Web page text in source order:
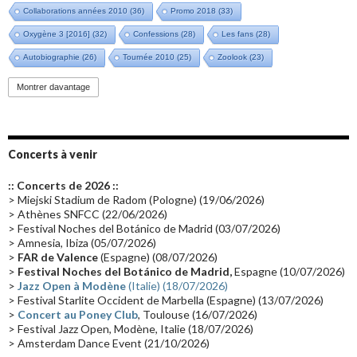
Collaborations années 2010 (36) Promo 2018 (33)
Oxygène 3 [2016] (32) Confessions (28) Les fans (28)
Autobiographie (26) Tournée 2010 (25) Zoolook (23)
Promo 2019(23)
Groupe de Recherche Musicale
Passages radio Vidéo Jarrecast (16) Synthé 80's
Les concerts en Chine(16) Cinéma
Synthé Roland(15) Belgique(15)
(14) Astronomie (14)
Tournée 2025(14) 2024(14) Chine(13)
Montrer davantage
Concerts à venir
:: Concerts de 2026 ::
> Miejski Stadium de Radom (Pologne) (19/06/2026)
> Athènes SNFCC (22/06/2026)
> Festival Noches del Botánico de Madrid (03/07/2026)
> Amnesia, Ibiza (05/07/2026)
> FAR de Valence(Espagne) (08/07/2026)
> Festival Noches del Botánico de Madrid,Espagne (10/07/2026)
> Jazz Open à Modène(Italie) (18/07/2026)
> Festival Starlite Occident de Marbella (Espagne) (13/07/2026)
> Concert au Poney Club, Toulouse (16/07/2026)
> Festival Jazz Open, Modène, Italie (18/07/2026)
> Amsterdam Dance Event (21/10/2026)